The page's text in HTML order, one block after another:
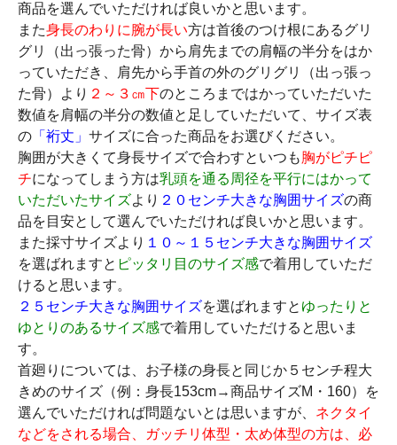
商品を選んでいただければ良いかと思います。
また身長のわりに腕が長い方は首後のつけ根にあるグリ
グリ（出っ張った骨）から肩先までの肩幅の半分をはか
っていただき、肩先から手首の外のグリグリ（出っ張っ
た骨）より ２～３㎝下のところまではかっていただいた
数値を肩幅の半分の数値と足していただいて、サイズ表
の 「裄丈」 サイズに合った商品をお選びください。
胸囲が大きくて身長サイズで合わすといつも胸がピチピ
チになってしまう方は乳頭を通る周径を平行にはかって
いただいたサイズより ２０センチ大きな胸囲サイズの商
品を目安として選んでいただければ良いかと思います。
また採寸サイズより １０～１５センチ大きな胸囲サイズ
を選ばれますと ピッタリ目のサイズ感で着用していただ
けると思います。
２５センチ大きな胸囲サイズを選ばれますと ゆったりと
ゆとりのあるサイズ感で着用していただけると思いま
す。
首廻りについては、お子様の身長と同じか５センチ程大
きめのサイズ（例：身長153cm→商品サイズM・160）を
選んでいただければ問題ないとは思いますが、 ネクタイ
などをされる場合、ガッチリ体型・太め体型の方は、必